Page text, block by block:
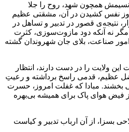
نسیمش همچون شهد، روح را جلا
نفس کشیدن در آن، مشقتی عظیم
نتیجه‌ی قصور در تدبیر و تساهل در
نه آنکه دود مازوت‌سوزی، کثرت
صناعت، بلای جان شهروندان گشته
این ولایت را در دست دارند، انتظار
عظیم، قدمی راسخ برداشته و رعیتِ
بخشند. مبادا که غفلت امروز، حسرت
فیض هوای پاک برای همیشه بی‌بهره
بسزا، از آن ارباب تدبیر و کیاست